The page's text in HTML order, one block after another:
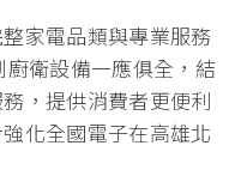
家電品類與專業服務
衛設備一應俱全，結
，提供消費者更便利
化全國電子在高雄北